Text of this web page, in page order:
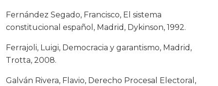
Fernández Segado, Francisco, El sistema
constitucional español, Madrid, Dykinson, 1992.
Ferrajoli, Luigi, Democracia y garantismo, Madrid,
Trotta, 2008.
Galván Rivera, Flavio, Derecho Procesal Electoral,